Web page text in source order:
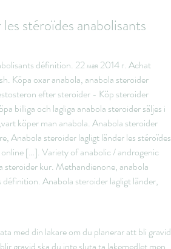
stéroïdes anabolisants
définition. 22 мая 2014 г. Achat
Köpa oxar anabola, anabola steroider
efter steroider - Köp steroider
billiga och lagliga anabola steroider säljes i
köper man anabola. Anabola steroider
Anabola steroider lagligt länder les stéroïdes
[…]. Variety of anabolic / androgenic
steroider kur. Methandienone, anabola
Anabola steroider lagligt länder,
med din lakare om du planerar att bli gravid